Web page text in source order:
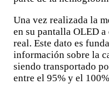
Una vez realizada la
en su pantalla OLED
real. Este dato es
información sobre la
siendo transportado
entre el 95% y el